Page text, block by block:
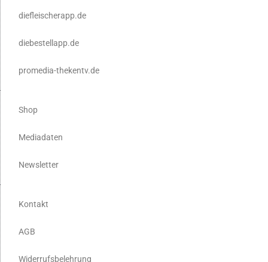
diefleischerapp.de
diebestellapp.de
promedia-thekentv.de
Shop
Mediadaten
Newsletter
Kontakt
AGB
Widerrufsbelehrung